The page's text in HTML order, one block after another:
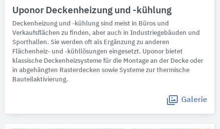
Uponor Deckenheizung und -kühlung
Deckenheizung und -kühlung sind meist in Büros und
Verkaufsflächen zu finden, aber auch in Industriegebäuden und
Sporthallen. Sie werden oft als Ergänzung zu anderen
Flächenheiz- und -kühllösungen eingesetzt. Uponor bietet
klassische Deckenheizsysteme für die Montage an der Decke oder
in abgehängten Rasterdecken sowie Systeme zur thermische
Bauteilaktivierung.
Galerie